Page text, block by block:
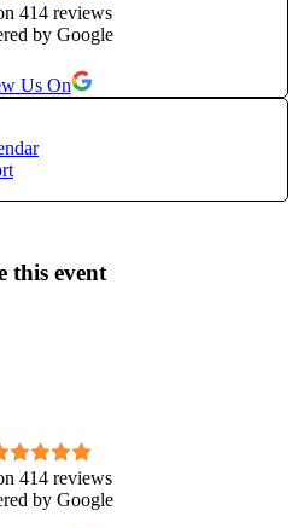
mele, cât și în cadrul Școlii de
o găzduiesc. Prin metodele
să-și elibereze barierele energetice
sinele și către atingerea unui nou nivel
doar un
sunt aici să te ghidez să redescoperi
414 reviews
Us On
this event
414 reviews